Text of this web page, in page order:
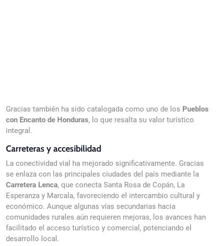
Gracias también ha sido catalogada como uno de los Pueblos
con Encanto de Honduras, lo que resalta su valor turístico
integral.
Carreteras y accesibilidad
La conectividad vial ha mejorado significativamente. Gracias
se enlaza con las principales ciudades del país mediante la
Carretera Lenca, que conecta Santa Rosa de Copán, La
Esperanza y Marcala, favoreciendo el intercambio cultural y
económico. Aunque algunas vías secundarias hacia
comunidades rurales aún requieren mejoras, los avances han
facilitado el acceso turístico y comercial, potenciando el
desarrollo local.